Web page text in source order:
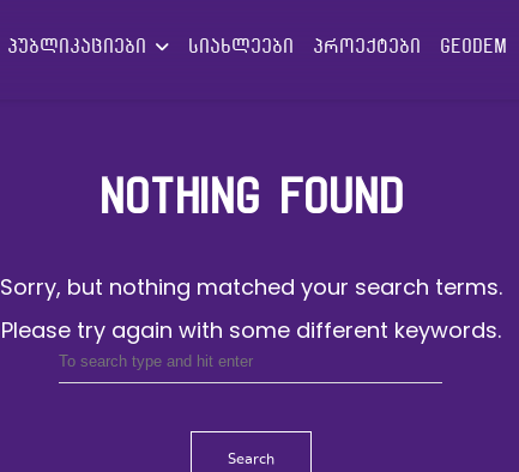
პუბლიკაციები სიახლეები პროექტები GEODEM
NOTHING FOUND
Sorry, but nothing matched your search terms.
Please try again with some different keywords.
Search